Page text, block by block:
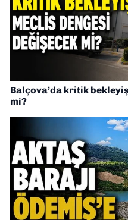
Balçova’da kritik
mi?